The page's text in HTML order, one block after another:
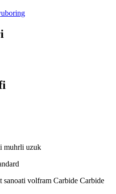
muhrli uzuk
volfram Carbide Carbide